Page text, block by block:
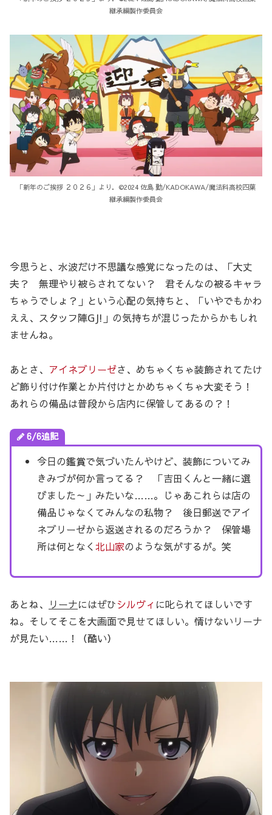
継承編製作委員会
「新年のご挨拶 ２０２６」より．©2024 佐島 勤/KADOKAWA/魔法科高校四葉
継承編製作委員会
今思うと、水波だけ不思議な感覚になったのは、「大丈
夫？ 無理やり被らされてない？ 君そんなの被るキャラ
ちゃうでしょ？」という心配の気持ちと、「いやでもかわ
ええ、スタッフ陣GJ!」の気持ちが混じったからかもしれ
ませんね。
あとさ、 アイネブリーゼさ、めちゃくちゃ装飾されてたけ
ど飾り付け作業とか片付けとかめちゃくちゃ大変そう！
あれらの備品は普段から店内に保管してあるの？！
6/6追記
今日の鑑賞で気づいたんやけど、装飾についてみ
きみづが何か言ってる？ 「吉田くんと一緒に選
びました～」みたいな……。じゃあこれらは店の
備品じゃなくてみんなの私物？ 後日郵送でアイ
ネブリーゼから返送されるのだろうか？ 保管場
所は何となく 北山家のような気がするが。笑
あとね、 リーナにはぜひシルヴィ に叱られてほしいです
ね。そしてそこを大画面で見せてほしい。情けないリーナ
が見たい……！（酷い）